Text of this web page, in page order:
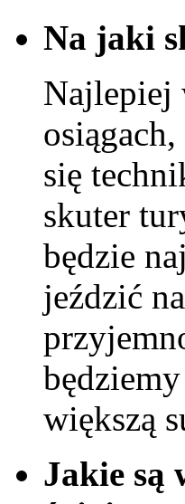
Na jaki
Najlepiej
się
skuter
będzie
jeździć
większą
Jakie są